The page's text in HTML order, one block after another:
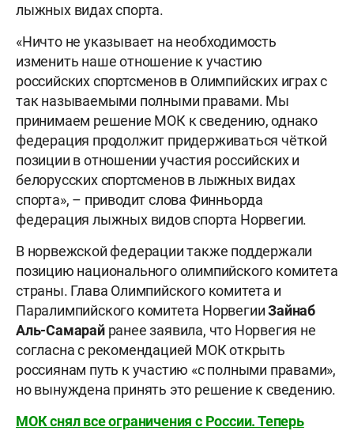
лыжных видах спорта.
«Ничто не указывает на необходимость
изменить наше отношение к участию
российских спортсменов в Олимпийских играх с
так называемыми полными правами. Мы
принимаем решение МОК к сведению, однако
федерация продолжит придерживаться чёткой
позиции в отношении участия российских и
белорусских спортсменов в лыжных видах
спорта», – приводит слова Финньорда
федерация лыжных видов спорта Норвегии.
В норвежской федерации также поддержали
позицию национального олимпийского комитета
страны. Глава Олимпийского комитета и
Паралимпийского комитета НорвегииЗайнаб
Аль-Самарайранее заявила, что Норвегия не
согласна с рекомендацией МОК открыть
россиянам путь к участию «с полными правами»,
но вынуждена принять это решение к сведению.
МОК снял все ограничения с России. Теперь